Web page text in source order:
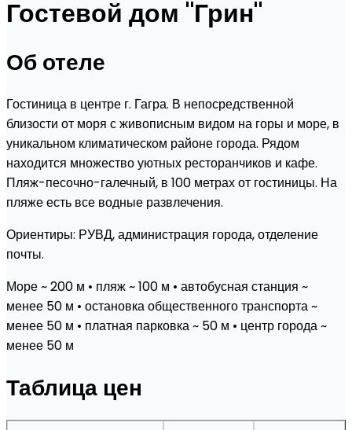
Гостевой дом "Грин"
Об отеле
Гостиница в центре г. Гагра. В непосредственной
близости от моря с живописным видом на горы и море, в
уникальном климатическом районе города. Рядом
находится множество уютных ресторанчиков и кафе.
Пляж-песочно-галечный, в 100 метрах от гостиницы. На
пляже есть все водные развлечения.
Ориентиры: РУВД, администрация города, отделение
почты.
Море ~ 200 м • пляж ~ 100 м • автобусная станция ~
менее 50 м • остановка общественного транспорта ~
менее 50 м • платная парковка ~ 50 м • центр города ~
менее 50 м
Таблица цен